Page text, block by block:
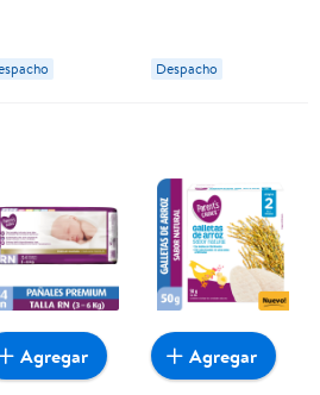
Despacho
Agregar Agregar